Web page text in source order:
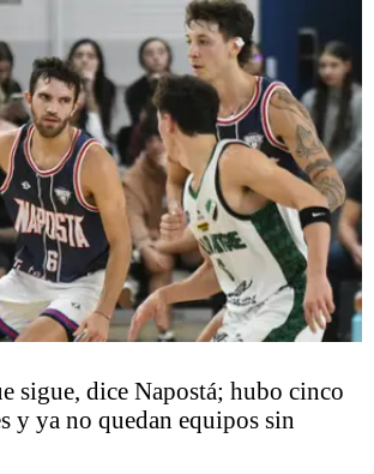
sigue, dice Napostá; hubo cinco
y ya no quedan equipos sin